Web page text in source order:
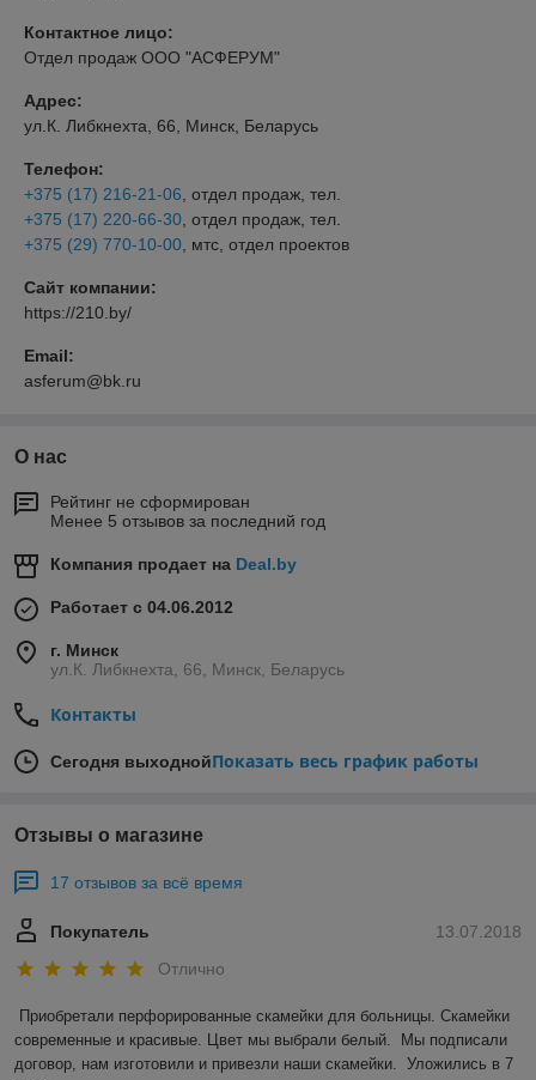
Контактное лицо:
Отдел продаж ООО "АСФЕРУМ"
Адрес:
ул.К. Либкнехта, 66, Минск, Беларусь
Телефон:
+375 (17) 216-21-06 , отдел продаж, тел.
+375 (17) 220-66-30 , отдел продаж, тел.
+375 (29) 770-10-00 , мтс, отдел проектов
Сайт компании:
https://210.by/
Email:
asferum@bk.ru
О нас
Рейтинг не сформирован
Менее 5 отзывов за последний год
Компания продает на Deal.by
Работает с 04.06.2012
г. Минск
ул.К. Либкнехта, 66, Минск, Беларусь
Контакты
Сегодня выходнойПоказать весь график работы
Отзывы о магазине
17 отзывов за всё время
13.07.2018
Покупатель
Отлично
Приобретали перфорированные скамейки для больницы. Скамейки
современные и красивые. Цвет мы выбрали белый.  Мы подписали
договор, нам изготовили и привезли наши скамейки.  Уложились в 7